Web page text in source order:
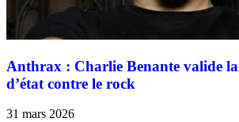
Anthrax : Charlie Benante valide
d’état contre le rock
31 mars 2026